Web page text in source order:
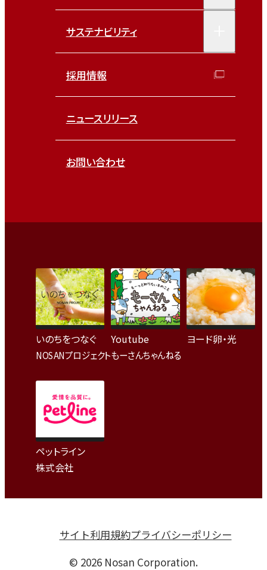
サステナビリティ
採用情報
ニュースリリース
お問い合わせ
いのちをつなぐ
NOSANプロジェクト
Youtube
もーさんちゃんねる
ヨード卵・光
ペットライン
株式会社
サイト利用規約プライバシーポリシー
© 2026 Nosan Corporation.